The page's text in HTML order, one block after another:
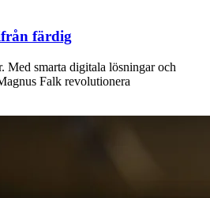
färdig
Med ­smarta digitala lösningar och
Falk ­revolutionera